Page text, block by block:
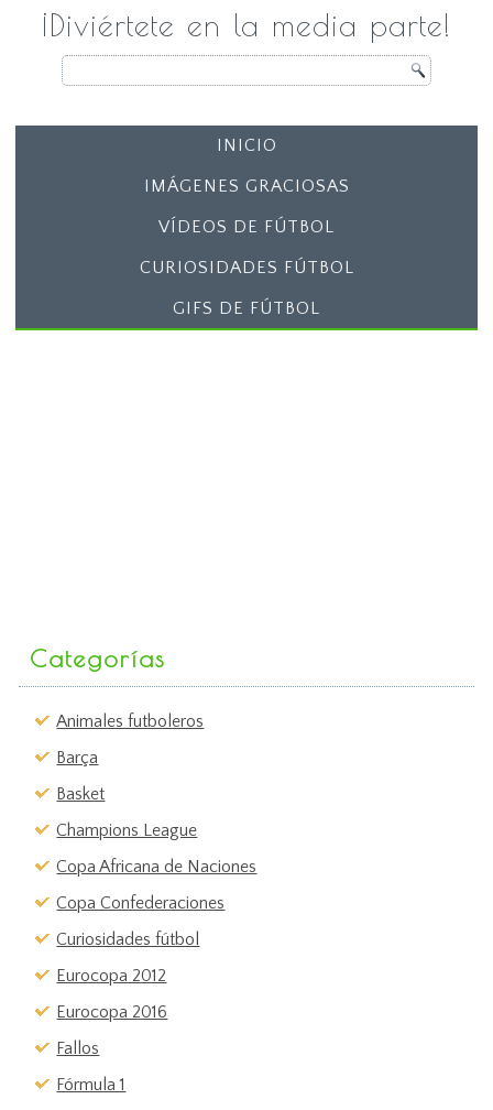
¡Diviértete en la media parte!
INICIO
IMÁGENES GRACIOSAS
VÍDEOS DE FÚTBOL
CURIOSIDADES FÚTBOL
GIFS DE FÚTBOL
Categorías
Animales futboleros
Barça
Basket
Champions League
Copa Africana de Naciones
Copa Confederaciones
Curiosidades fútbol
Eurocopa 2012
Eurocopa 2016
Fallos
Fórmula 1